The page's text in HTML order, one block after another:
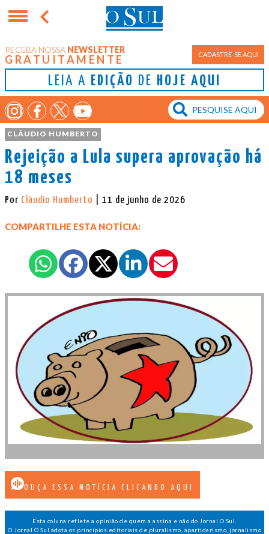
RECEBA NOSSA NEWSLETTER
GRATUITAMENTE CADASTRE-SE AQUI
LEIA A EDIÇÃO DE HOJE AQUI
CLÁUDIO HUMBERTO
Rejeição a Lula supera aprovação há
18 meses
Por Cláudio Humberto | 11 de junho de 2026
COMPARTILHE ESTA NOTÍCIA:
OUÇA ESSA NOTÍCIA CLICANDO AQUI
Esta coluna reflete a opinião de quem a assina e não do Jornal O Sul.
O Jornal O Sul adota os princípios editoriais de pluralismo, apartidarismo, jornalismo